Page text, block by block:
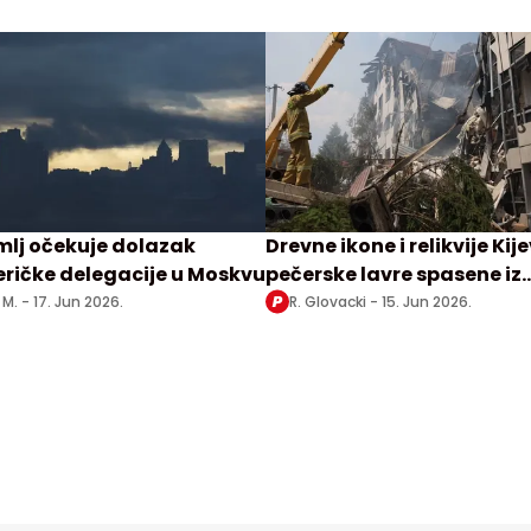
očekuje dolazak
delegacije u Moskvu
M. - 17. Jun 2026.
Drevne ikone i relikvije
pečerske lavre spasene iz
požara
R. Glovacki - 15. Jun 2026.